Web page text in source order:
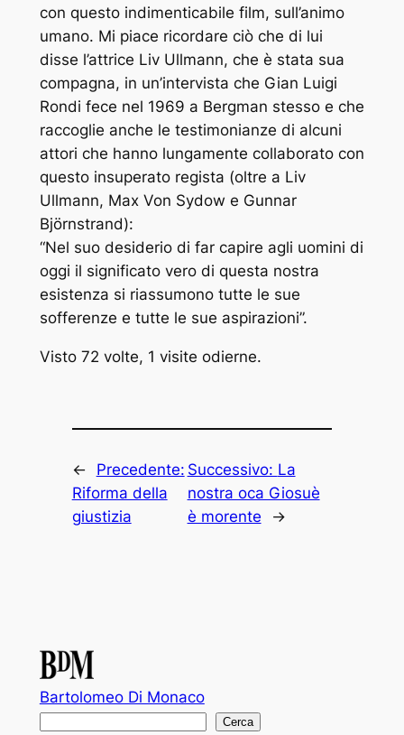
con questo indimenticabile film, sull’animo
umano. Mi piace ricordare ciò che di lui
disse l’attrice Liv Ullmann, che è stata sua
compagna, in un’intervista che Gian Luigi
Rondi fece nel 1969 a Bergman stesso e che
raccoglie anche le testimonianze di alcuni
attori che hanno lungamente collaborato con
questo insuperato regista (oltre a Liv
Ullmann, Max Von Sydow e Gunnar
Björnstrand):
“Nel suo desiderio di far capire agli uomini di
oggi il significato vero di questa nostra
esistenza si riassumono tutte le sue
sofferenze e tutte le sue aspirazioni”.
Visto 72 volte, 1 visite odierne.
←
Precedente:
Riforma della
giustizia
Successivo: La
nostra oca Giosuè
è morente
→
Bartolomeo Di Monaco
Cerca